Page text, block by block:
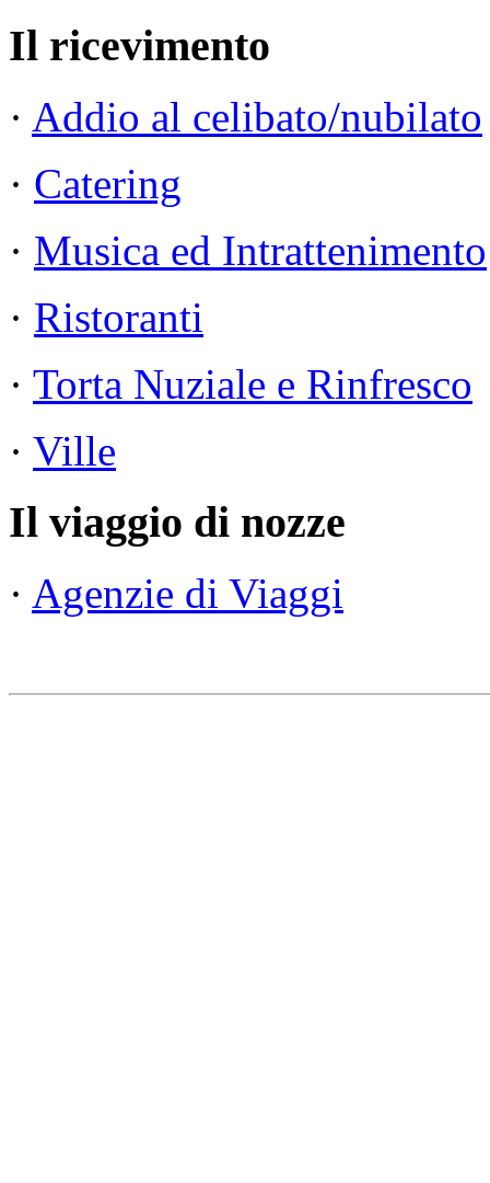
Il ricevimento
· Addio al celibato/nubilato
· Catering
· Musica ed Intrattenimento
· Ristoranti
· Torta Nuziale e Rinfresco
· Ville
Il viaggio di nozze
· Agenzie di Viaggi